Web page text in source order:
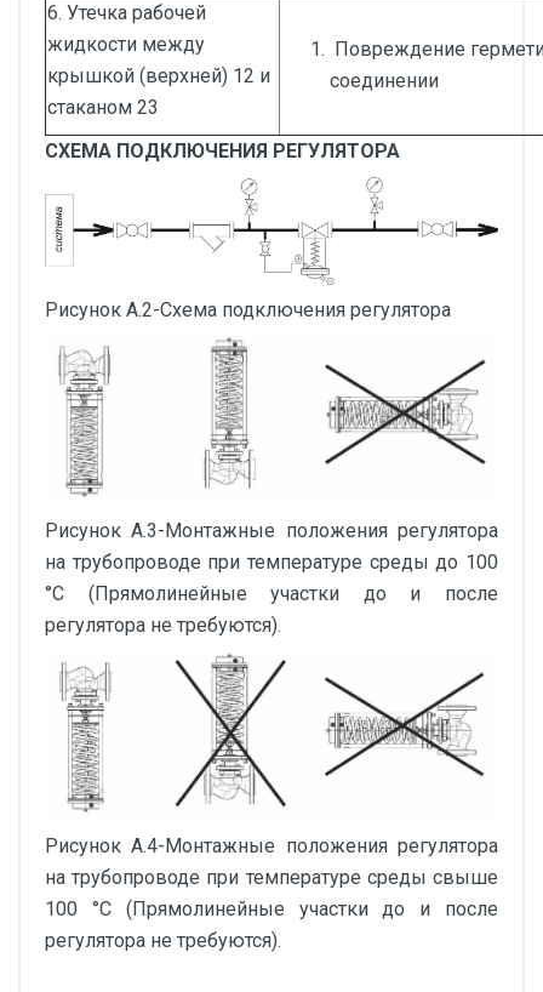
6. Утечка рабочей
жидкости между
крышкой (верхней) 12 и
стаканом 23
Повреждение
соединении
СХЕМА ПОДКЛЮЧЕНИЯ РЕГУЛЯТОРА
Рисунок А.2-Схема подключения регулятора
Рисунок А.3-Монтажные положения регулятора
на трубопроводе при температуре среды до 100
°С (Прямолинейные участки до и после
регулятора не требуются).
Рисунок А.4-Монтажные положения регулятора
на трубопроводе при температуре среды свыше
100 °С (Прямолинейные участки до и после
регулятора не требуются).